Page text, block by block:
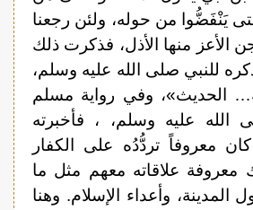
يَنْفَضُّوا من حوله، ولئن رجعنا
الأعز منها الأذل، فذكرت ذلك
للنبي صلى الله عليه وسلم،
الحديث»، وفي رواية مسلم
الله عليه وسلم، ، فأخبرته
معروفاً تردُّدُه على الكفار
معروفة علاقاته معهم مثل ما
المدينة، وأعداء الإسلام. وهنا